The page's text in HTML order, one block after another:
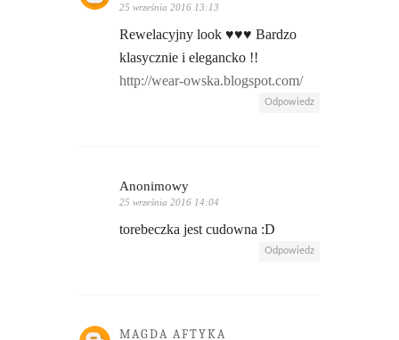
25 września 2016 13:13
Rewelacyjny look ♥♥♥ Bardzo
klasycznie i elegancko !!
http://wear-owska.blogspot.com/
Odpowiedz
Anonimowy
25 września 2016 14:04
torebeczka jest cudowna :D
Odpowiedz
MAGDA AFTYKA